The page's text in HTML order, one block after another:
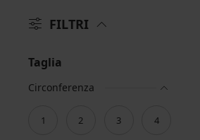
FILTRI
Taglia
Circonferenza
1 2 3 4